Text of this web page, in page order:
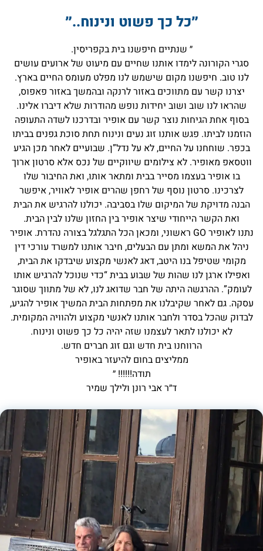
״כל כך פשוט ונינוח..״
״ שנתיים חיפשנו בית בקפריסין.
סגרי הקורונה לימדו אותנו שחיים עם מיעוט של ארועים עושים
לנו טוב. חיפשנו מקום שישמש לנו מפלט מעומס החיים בארץ.
יצרנו קשר עם מתווכים באזור לרנקה ובהמשך באזור פאפוס,
שהראו לנו שוב ושוב יחידות נופש מהודרות שלא דיברו אלינו.
בסוף אחת הגיחות נוצר קשר עם אופיר ובדרכנו לשדה התעופה
הוזמנו לביתו. פגש אותנו זוג נעים ונינוח תחת סוכת גפנים בביתו
בכפר. שוחחנו על החיים, לא על נדל”ן. שבועיים לאחר מכן הגיע
ווטסאפ מאופיר. לא צילומים שיווקיים של נכס אלא סרטון ארוך
בו אופיר בעצמו מסייר בבית ומתאר אותו, ואת החיבור שלו
לצרכינו. סרטון נוסף של רחפן שהרים אופיר לאוויר, איפשר
הבנה מדויקת של המיקום שלו בסביבה. יכולנו להרגיש את הבית
ואת הקשר הייחודי שיצר אופיר בין החזון שלנו לבין הבית.
נתנו לאופיר GO ראשוני, ומכאן הכל התגלגל בצורה נהדרת. אופיר
ניהל את המשא ומתן עם הבעלים, חיבר אותנו למשרד עורכי דין
מקומי שטיפל בנו היטב, דאג לאנשי מקצוע שיבדקו את הבית,
ואפילו ארגן לנו שהות של שבוע בבית “כדי שנוכל להרגיש אותו
לעומק”. ההרגשה היתה של חבר שדואג לנו, לא של מתווך שסוגר
עסקה. גם לאחר שקיבלנו את מפתחות הבית המשיך אופיר להגיע,
לבדוק שהכל בסדר ולחבר אותנו לאנשי מקצוע ולהוויה המקומית.
לא יכולנו לתאר לעצמנו שזה יהיה כל כך פשוט ונינוח.
הרווחנו בית חדש וגם זוג חברים חדש.
ממליצים בחום להיעזר באופיר
תודה!!!!!! ״
ד״ר אבי רונן ולילך שמיר